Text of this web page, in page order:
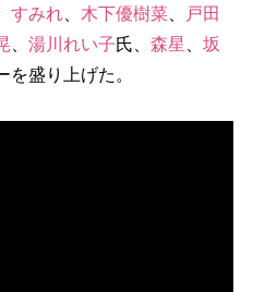
すみれ、 木下優樹菜、
戸田
湯川れい子氏、 森星
坂
を盛り上げた。